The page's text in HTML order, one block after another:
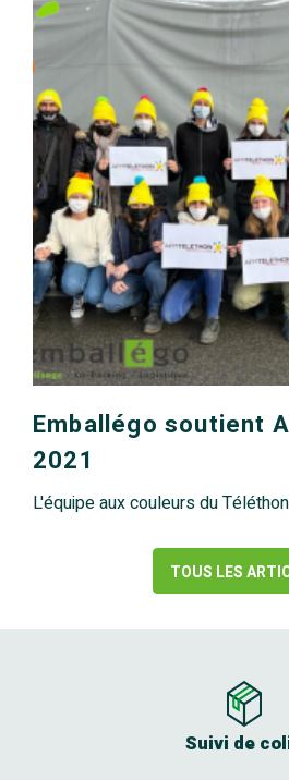
Emballégo soutient
2021
L'équipe aux couleurs du
TOUS LES
Suivi de